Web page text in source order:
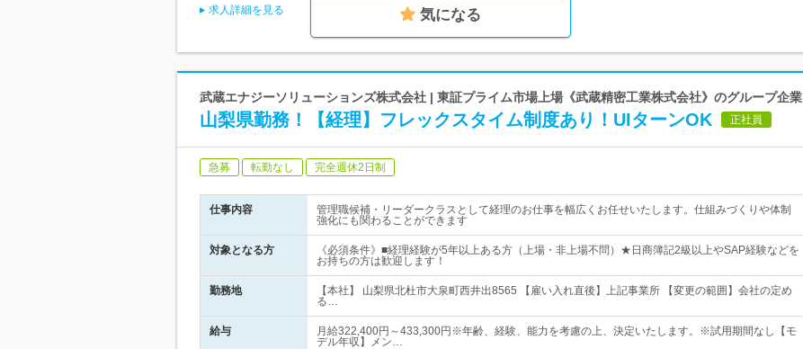
求人詳細を見る 気になる
武蔵エナジーソリューションズ株式会社 | 東証プライム市場上場《武蔵精密工業株式会社》のグループ企業
山梨県勤務！【経理】フレックスタイム制度あり！UIターンOK 正社員
急募 転勤なし 完全週休2日制
仕事内容
管理職候補・リーダークラスとして経理のお仕事を幅広くお任せいたします。仕組みづくりや体制
強化にも関わることができます
対象となる方
《必須条件》■経理経験が5年以上ある方（上場・非上場不問）★日商簿記2級以上やSAP経験などを
お持ちの方は歓迎します！
勤務地
【本社】 山梨県北杜市大泉町西井出8565 【雇い入れ直後】上記事業所 【変更の範囲】会社の定め
る…
給与
月給322,400円～433,300円※年齢、経験、能力を考慮の上、決定いたします。※試用期間なし【モ
デル年収】メン…